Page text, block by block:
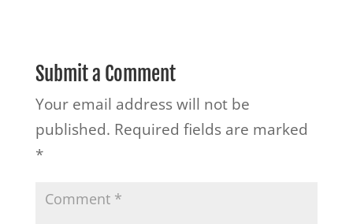
Submit a Comment
Your email address will not be
published. Required fields are marked
*